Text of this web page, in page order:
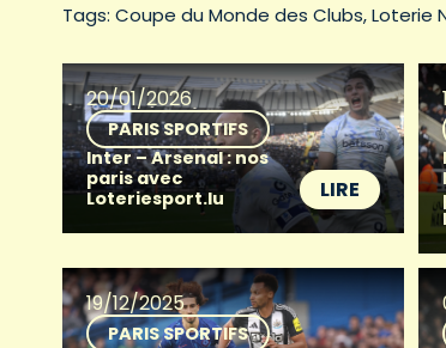
Tags: Coupe du Monde des Clubs Loterie
20/01/2026
PARIS SPORTIFS
Inter – Arsenal : nos
paris avec
Loteriesport.lu
LIRE
19/12/2025
PARIS SPORTIFS